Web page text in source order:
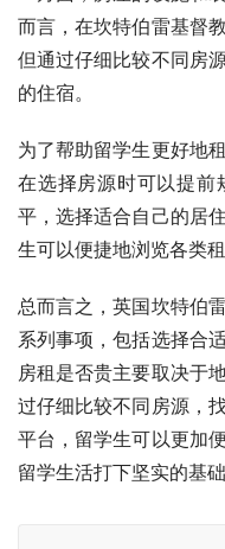
而言，在坎特伯雷基督
但通过仔细比较不同房
的住宿。
为了帮助留学生更好地
在选择房源时可以提前
平，选择适合自己的居
生可以便捷地浏览各类
总而言之，英国坎特伯
系列事项，包括选择合
房租是否贵主要取决于
过仔细比较不同房源，
平台，留学生可以更加
留学生活打下坚实的基础